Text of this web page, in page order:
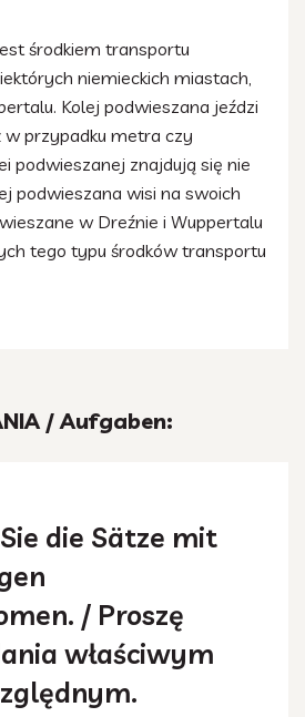
środkiem transportu
niemieckich miastach,
Kolej podwieszana jeździ
w przypadku metra czy
podwieszanej znajdują się nie
podwieszana wisi na swoich
w Dreźnie i Wuppertalu
tego typu środków transportu
/ Aufgaben:
die Sätze mit
/ Proszę
właściwym